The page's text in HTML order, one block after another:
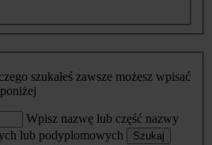
szukałeś zawsze możesz wpisać
Wpisz nazwę lub część nazwy
lub podyplomowych
Szukaj